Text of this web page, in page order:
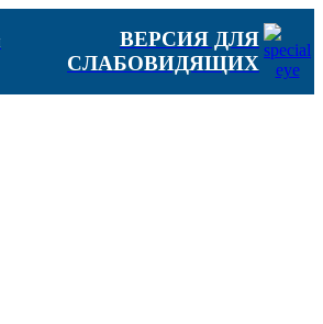
ВЕРСИЯ ДЛЯ
СЛАБОВИДЯЩИХ